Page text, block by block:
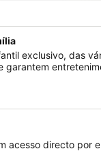
exclusivo, das
garantem
acesso directo por